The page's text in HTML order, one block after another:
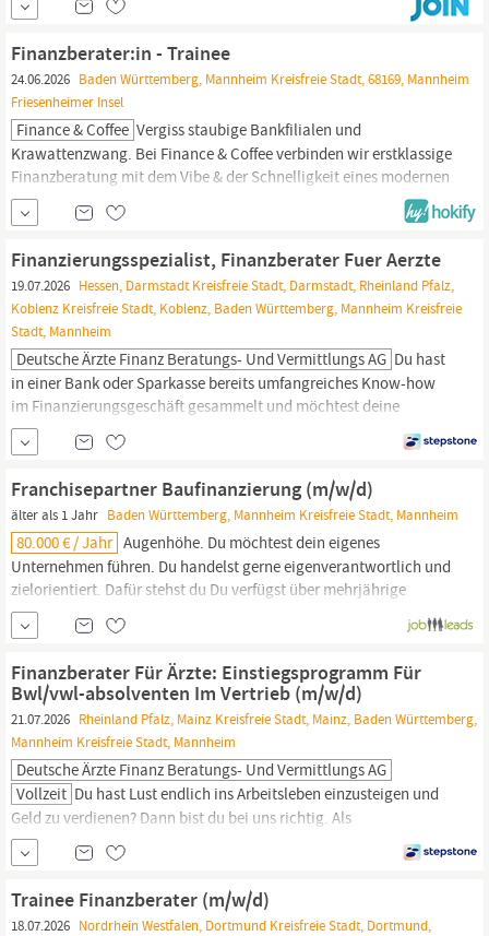
oder flexibel von zu Hause aus. Wir freuen uns von dir zu hören!
Finanzberater:in - Trainee
24.06.2026 Baden Württemberg, Mannheim Kreisfreie Stadt, 68169, Mannheim
Friesenheimer Insel
Finance & Coffee Vergiss staubige Bankfilialen und
Krawattenzwang. Bei Finance & Coffee verbinden wir erstklassige
Finanzberatung mit dem Vibe & der Schnelligkeit eines modernen
Start-ups. Egal ob bereits in der Finanzwelt zu Hause oder einfach
ein Naturtalent im Vertrieb?Finance & Coffee ist die Plattform für
Finanzierungsspezialist, Finanzberater Fuer Aerzte
19.07.2026 Hessen, Darmstadt Kreisfreie Stadt, Darmstadt, Rheinland Pfalz,
Koblenz Kreisfreie Stadt, Koblenz, Baden Württemberg, Mannheim Kreisfreie
Stadt, Mannheim
Deutsche Ärzte Finanz Beratungs- Und Vermittlungs AG Du hast
in einer Bank oder Sparkasse bereits umfangreiches Know-how
im Finanzierungsgeschäft gesammelt und möchtest deine
Karriere nun selbst gestalten – statt fremdbestimmt von starren
Bankstrukturen und Hierarchien zu sein? Oder du arbeitest bereits
und willst eine exklusive
Zielgruppe mit hohem...
Franchisepartner Baufinanzierung (m/w/d)
älter als 1 Jahr Baden Württemberg, Mannheim Kreisfreie Stadt, Mannheim
80.000 € / Jahr Augenhöhe. Du möchtest dein eigenes
Unternehmen führen. Du handelst gerne eigenverantwortlich und
zielorientiert. Dafür stehst du Du verfügst über mehrjährige
Berufserfahrung als
mit Sachkunde im Sinne der
Wohnimmobilienkreditrichtlinie. Idealerweise konntest du erste
Erfahrungen in der Zusammenstellung und
Finanzberater Für Ärzte: Einstiegsprogramm Für
Bwl/vwl-absolventen Im Vertrieb (m/w/d)
21.07.2026 Rheinland Pfalz, Mainz Kreisfreie Stadt, Mainz, Baden Württemberg,
Mannheim Kreisfreie Stadt, Mannheim
Deutsche Ärzte Finanz Beratungs- Und Vermittlungs AG
Vollzeit Du hast Lust endlich ins Arbeitsleben einzusteigen und
Geld zu verdienen? Dann bist du bei uns richtig. Als
Finanzberater:infür Ärzte (m/w/d) lernst du im Training on the job
Mediziner:innen bedarfsgerecht zu beraten und passgenaue
Lösungen zu Finanz- und Versicherungsfragen zu finden. Die
Deutsche Ärzte Finanz gehört zur weltweit erfolgreichen AXA...
Trainee Finanzberater (m/w/d)
18.07.2026 Nordrhein Westfalen, Dortmund Kreisfreie Stadt, Dortmund,